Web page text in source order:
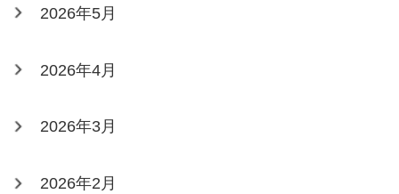
2026年5月
2026年4月
2026年3月
2026年2月